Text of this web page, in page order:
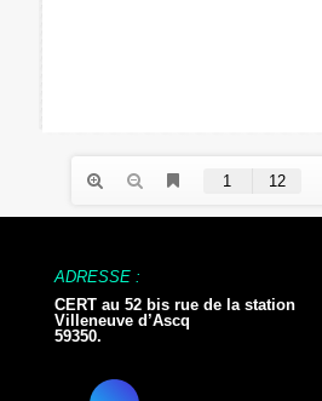
ADRESSE :
CERT au 52 bis rue de la station
Villeneuve d’Ascq
59350.